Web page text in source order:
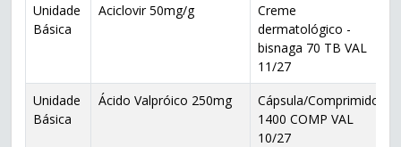
Unidade
Básica
Aciclovir 50mg/g
Creme
dermatológico -
bisnaga 70 TB VAL
11/27
Unidade
Básica
Ácido Valpróico 250mg
Cápsula/Comprimido
1400 COMP VAL
10/27